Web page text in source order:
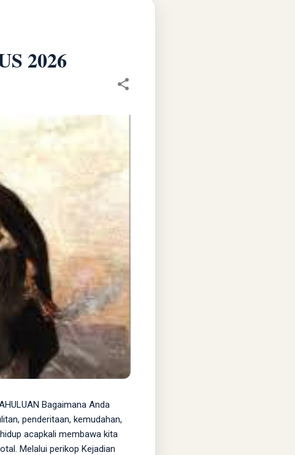
2026
Bagaimana Anda
penderitaan, kemudahan,
acapkali membawa kita
Melalui perikop Kejadian